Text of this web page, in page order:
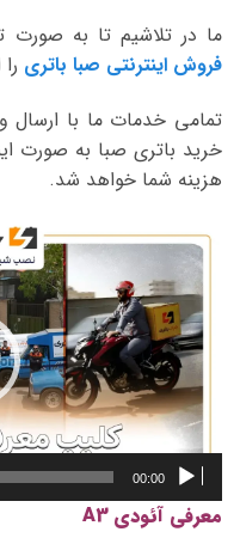
ما در تلاشیم تا به
فروش اینترنتی صبا باتری
تمامی خدمات ما با
خرید باتری صبا به صورت
هزینه شما خواهد شد.
00:00
معرفی آئودی A3